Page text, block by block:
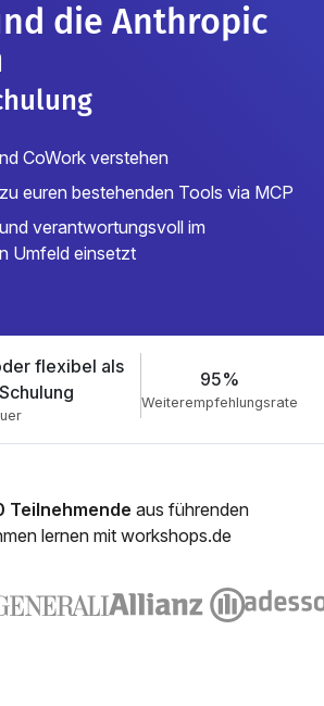
die Anthropic
CoWork verstehen
euren bestehenden Tools via MCP
verantwortungsvoll im
Umfeld einsetzt
flexibel als
95%
Weiterempfehlungsrate
Teilnehmende aus führenden
lernen mit workshops.de